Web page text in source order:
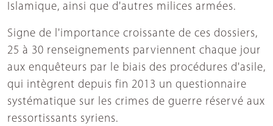
Islamique, ainsi que d'autres milices armées.
Signe de l'importance croissante de ces dossiers,
25 à 30 renseignements parviennent chaque jour
aux enquêteurs par le biais des procédures d'asile,
qui intègrent depuis fin 2013 un questionnaire
systématique sur les crimes de guerre réservé aux
ressortissants syriens.